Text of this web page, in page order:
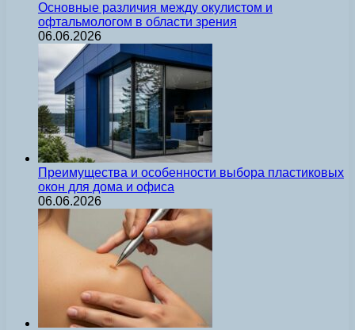
Основные различия между окулистом и
офтальмологом в области зрения
06.06.2026
Преимущества и особенности выбора пластиковых
окон для дома и офиса
06.06.2026